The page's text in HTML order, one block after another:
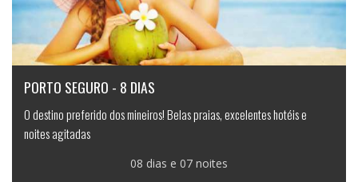
PORTO SEGURO - 8 DIAS
O destino preferido dos mineiros! Belas praias, excelentes hotéis e
noites agitadas
08 dias e 07 noites